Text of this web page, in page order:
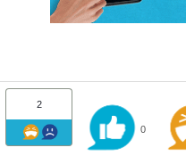
2
0